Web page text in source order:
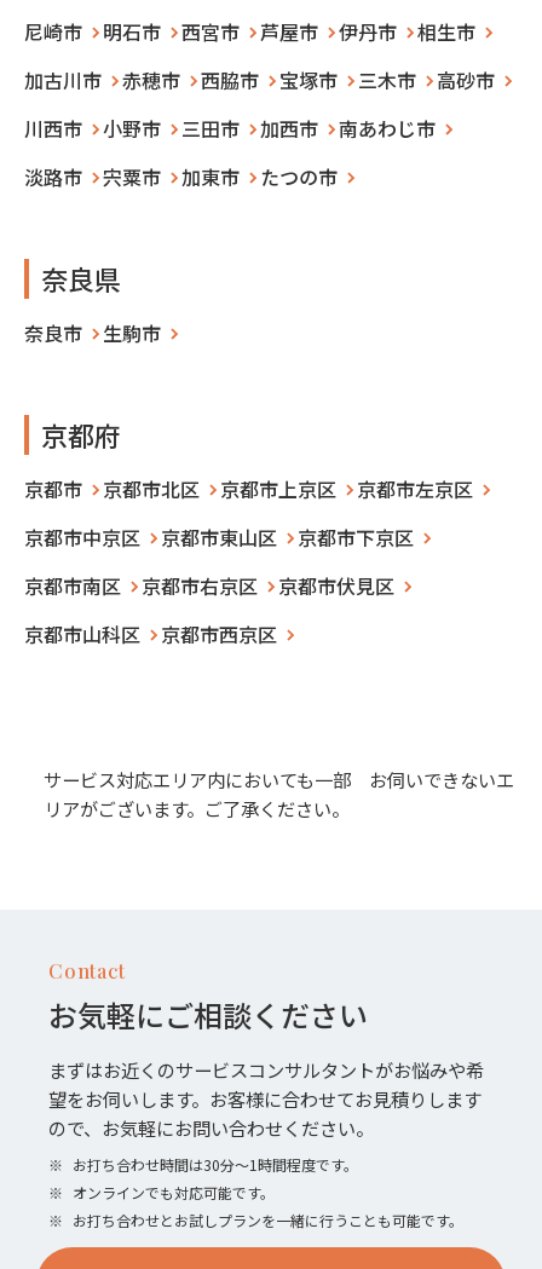
尼崎市
明石市 西宮市 芦屋市 伊丹市
相生市
加古川市
赤穂市 西脇市 宝塚市 三木市
高砂市
川西市
小野市 三田市 加西市
南あわじ市
淡路市
宍粟市 加東市 たつの市
奈良県
奈良市 生駒市
京都府
京都市 京都市北区 京都市上京区
京都市左京区
京都市中京区
京都市東山区
京都市下京区
京都市南区
京都市右京区
京都市伏見区
京都市山科区
京都市西京区
サービス対応エリア内においても一部 お伺いできないエ
リアがございます。ご了承ください。
Contact
お気軽にご相談ください
まずはお近くのサービスコンサルタントがお悩みや希
望をお伺いします。お客様に合わせてお見積りします
ので、お気軽にお問い合わせください。
※ お打ち合わせ時間は30分〜1時間程度です。
※ オンラインでも対応可能です。
※ お打ち合わせとお試しプランを一緒に行うことも可能です。